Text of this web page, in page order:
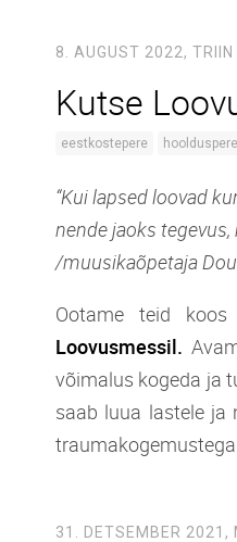
8. AUGUST 2022,
Kutse
eestkostepere hoolduspere
“Kui lapsed loovad
nende jaoks
/muusikaõpetaja
Ootame teid koos
Loovusmessil.
võimalus kogeda ja
saab luua lastele ja
31. DETSEMBER 2021,